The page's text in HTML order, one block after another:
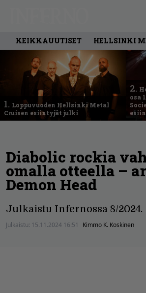
KEIKKAUUTISET HELLSINKI
1. Loppuvuoden Hellsinki Metal
Cruisen esiintyjät julki
2.
osa
Diabolic rockia
omalla otteella –
Demon Head
Julkaistu Infernossa 8/2024.
Julkaistu: 15.11.2024 16:51 Kimmo K. Koskinen